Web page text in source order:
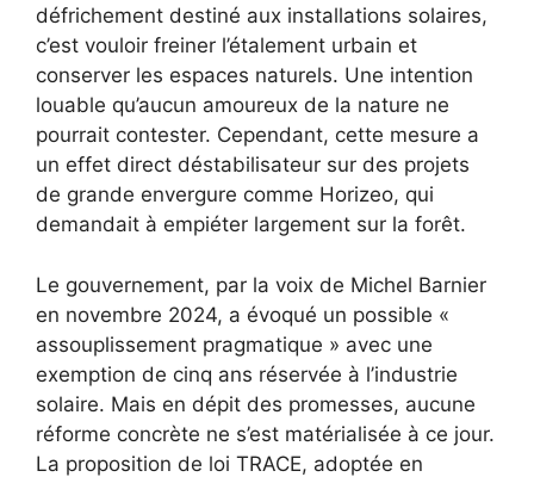
défrichement destiné aux installations solaires,
c’est vouloir freiner l’étalement urbain et
conserver les espaces naturels. Une intention
louable qu’aucun amoureux de la nature ne
pourrait contester. Cependant, cette mesure a
un effet direct déstabilisateur sur des projets
de grande envergure comme Horizeo, qui
demandait à empiéter largement sur la forêt.
Le gouvernement, par la voix de Michel Barnier
en novembre 2024, a évoqué un possible «
assouplissement pragmatique » avec une
exemption de cinq ans réservée à l’industrie
solaire. Mais en dépit des promesses, aucune
réforme concrète ne s’est matérialisée à ce jour.
La proposition de loi TRACE, adoptée en